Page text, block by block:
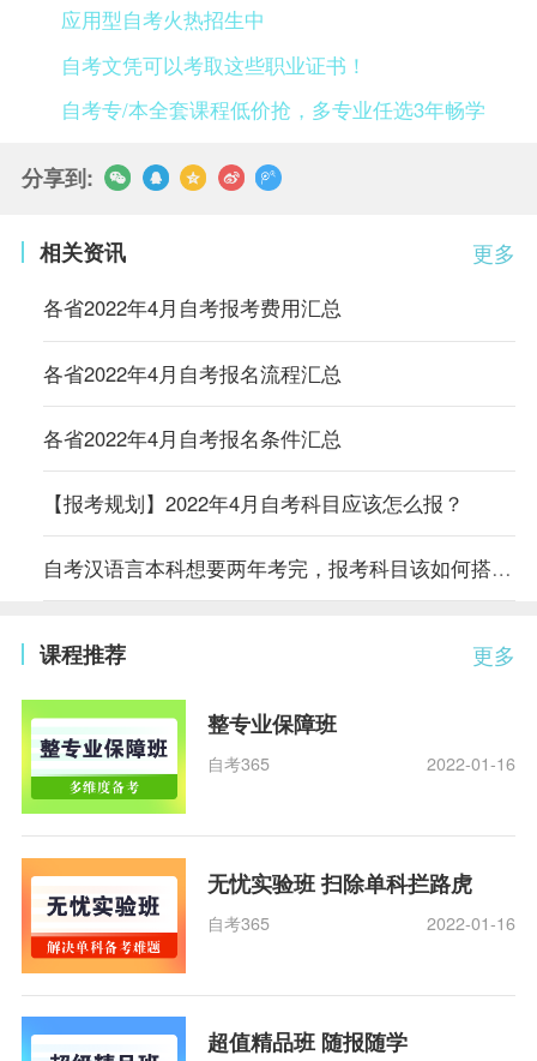
应用型自考火热招生中
自考文凭可以考取这些职业证书！
自考专/本全套课程低价抢，多专业任选3年畅学
分享到:
更多
相关资讯
各省2022年4月自考报考费用汇总
各省2022年4月自考报名流程汇总
各省2022年4月自考报名条件汇总
【报考规划】2022年4月自考科目应该怎么报？
自考汉语言本科想要两年考完，报考科目该如何搭配？
更多
课程推荐
整专业保障班
自考365 2022-01-16
无忧实验班 扫除单科拦路虎
自考365 2022-01-16
超值精品班 随报随学